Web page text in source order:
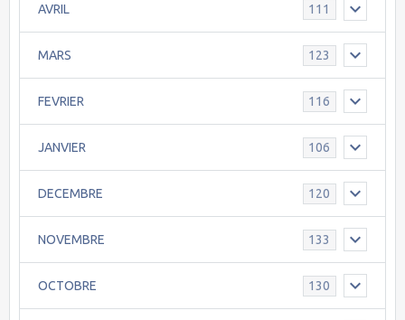
AVRIL 111
MARS 123
FEVRIER 116
JANVIER 106
DECEMBRE 120
NOVEMBRE 133
OCTOBRE 130